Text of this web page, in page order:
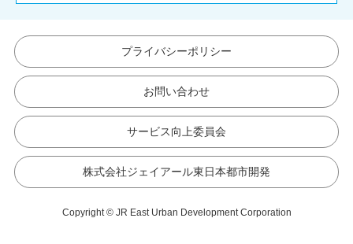
プライバシーポリシー
お問い合わせ
サービス向上委員会
株式会社ジェイアール東日本都市開発
Copyright © JR East Urban Development Corporation